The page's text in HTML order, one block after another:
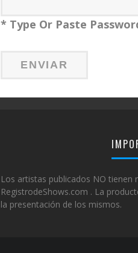
* Type Or Paste
Los artistas publicados NO tienen
RegistrodeShows.com . La
la presentación de los mismos.